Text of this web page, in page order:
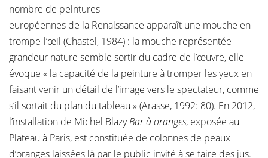
nombre de peintures
européennes de la Renaissance apparaît une mouche en
trompe-l’œil (Chastel, 1984) : la mouche représentée
grandeur nature semble sortir du cadre de l’œuvre, elle
évoque « la capacité de la peinture à tromper les yeux en
faisant venir un détail de l’image vers le spectateur, comme
s’il sortait du plan du tableau » (Arasse, 1992: 80). En 2012,
l’installation de Michel BlazyBar à oranges, exposée au
Plateau à Paris, est constituée de colonnes de peaux
d’oranges laissées là par le public invité à se faire des jus.